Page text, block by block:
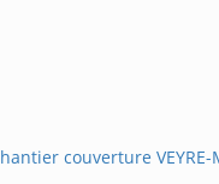
couverture VEYRE-